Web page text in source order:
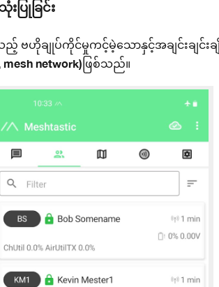
ပြုခြင်း
ည့် ဗဟိုချုပ်ကိုင်မှုကင့်မဲ့သောနှင့်အချင်းချင်
mesh network)ဖြစ်သည်။